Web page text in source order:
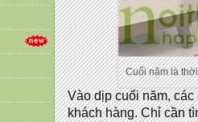
Cuối năm là
Vào dịp cuối năm,
khách hàng. Chỉ cần